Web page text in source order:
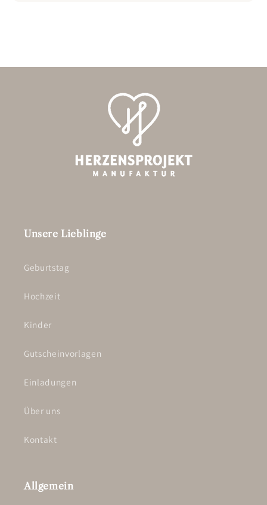
Unsere Lieblinge
Geburtstag
Hochzeit
Kinder
Gutscheinvorlagen
Einladungen
Über uns
Kontakt
Allgemein